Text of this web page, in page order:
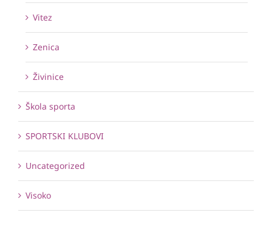
Vitez
Zenica
Živinice
Škola sporta
SPORTSKI KLUBOVI
Uncategorized
Visoko